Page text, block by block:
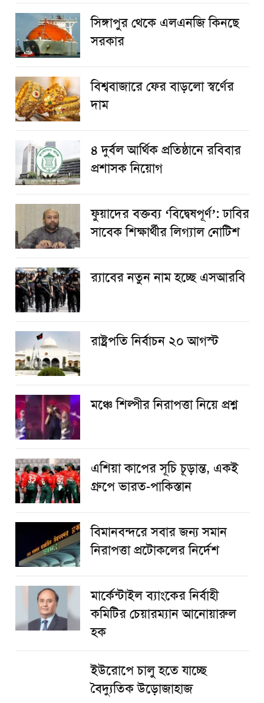
সিঙ্গাপুর থেকে এলএনজি কিনছে
সরকার
বিশ্ববাজারে ফের বাড়লো স্বর্ণের
দাম
৪ দুর্বল আর্থিক প্রতিষ্ঠানে রবিবার
প্রশাসক নিয়োগ
ফুয়াদের বক্তব্য ‘বিদ্বেষপূর্ণ’: ঢাবির
সাবেক শিক্ষার্থীর লিগ্যাল নোটিশ
র‌্যাবের নতুন নাম হচ্ছে এসআরবি
রাষ্ট্রপতি নির্বাচন ২০ আগস্ট
​মঞ্চে শিল্পীর নিরাপত্তা নিয়ে প্রশ্ন
এশিয়া কাপের সূচি চূড়ান্ত, একই
গ্রুপে ভারত-পাকিস্তান
বিমানবন্দরে সবার জন্য সমান
নিরাপত্তা প্রটোকলের নির্দেশ
মার্কেন্টাইল ব্যাংকের নির্বাহী
কমিটির চেয়ারম্যান আনোয়ারুল
হক
ইউরোপে চালু হতে যাচ্ছে
বৈদ্যুতিক উড়োজাহাজ